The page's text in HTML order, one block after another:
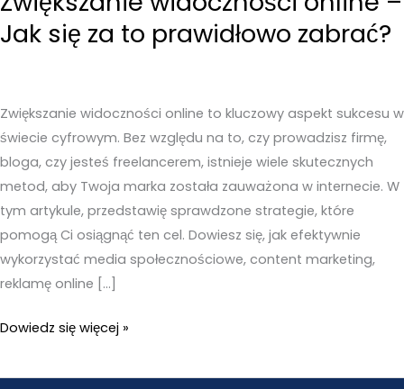
Jak się za to prawidłowo zabrać?
Zwiększanie widoczności online to kluczowy aspekt sukcesu w
świecie cyfrowym. Bez względu na to, czy prowadzisz firmę,
bloga, czy jesteś freelancerem, istnieje wiele skutecznych
metod, aby Twoja marka została zauważona w internecie. W
tym artykule, przedstawię sprawdzone strategie, które
pomogą Ci osiągnąć ten cel. Dowiesz się, jak efektywnie
wykorzystać media społecznościowe, content marketing,
reklamę online […]
Zwiększanie
online
Dowiedz się więcej »